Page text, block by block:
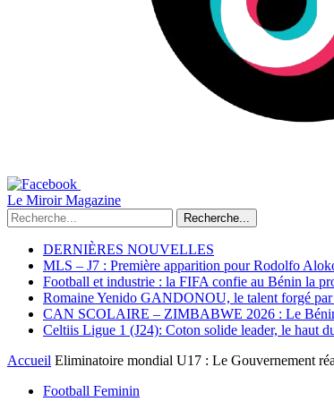
Le Miroir Magazine
Recherche...
DERNIÈRES NOUVELLES
MLS – J7 : Première apparition pour Rodolfo
Football et industrie : la FIFA confie au Bénin la
Romaine Yenido GANDONOU, le talent forgé par
CAN SCOLAIRE – ZIMBABWE 2026 : Le Bénin
Celtiis Ligue 1 (J24): Coton solide leader, le haut
Accueil Eliminatoire mondial U17 : Le Gouvernement
Football Feminin